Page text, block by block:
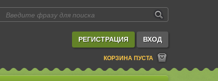
РЕГИСТРАЦИЯ ВХОД
КОРЗИНА ПУСТА